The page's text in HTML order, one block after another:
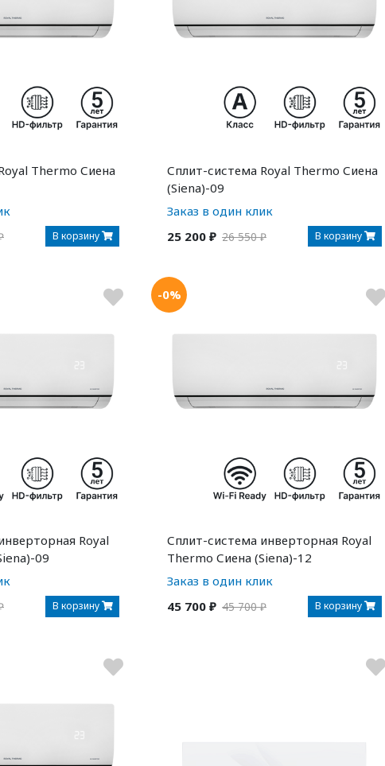
Thermo Сиена
В корзину
Сплит-система Royal Thermo Сиена
(Siena)-09
Заказ в один клик
25 200 ₽ 26 550 ₽ В корзину
Royal
09
В корзину
-0%
Сплит-система инверторная Royal
Thermo Сиена (Siena)-12
Заказ в один клик
45 700 ₽ 45 700 ₽ В корзину